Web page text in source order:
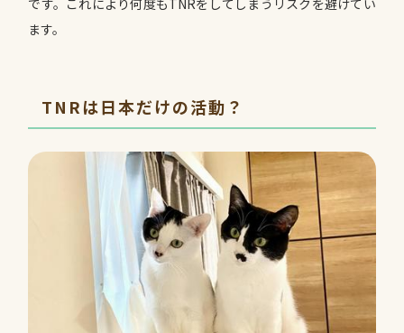
ます。
TNRは日本だけの活動？